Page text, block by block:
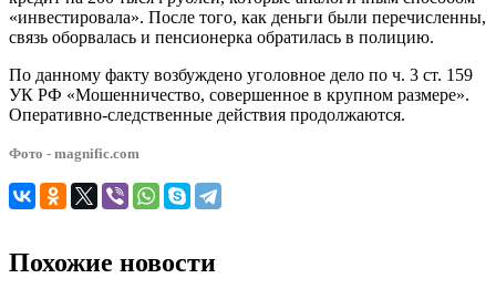
«инвестировала». После того, как деньги были перечисленны,
связь оборвалась и пенсионерка обратилась в полицию.
По данному факту возбуждено уголовное дело по ч. 3 ст. 159
УК РФ «Мошенничество, совершенное в крупном размере».
Оперативно-следственные действия продолжаются.
Фото - magnific.com
Похожие новости